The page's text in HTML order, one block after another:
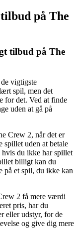
på The
tilbud på The
vigtigste
spil, men det
for det. Ved at finde
uden at gå på
Crew 2, når det er
uden at betale
du ikke har spillet
billigt kan du
på et spil, du ikke kan
2 få mere værdi
pris, har du
eller udstyr, for de
og give dig mere